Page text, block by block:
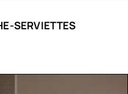
SERVIETTES